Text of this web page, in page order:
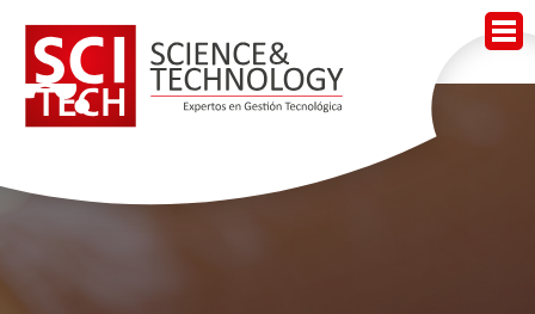
Acerca de Scitech
Nuestros Servicios